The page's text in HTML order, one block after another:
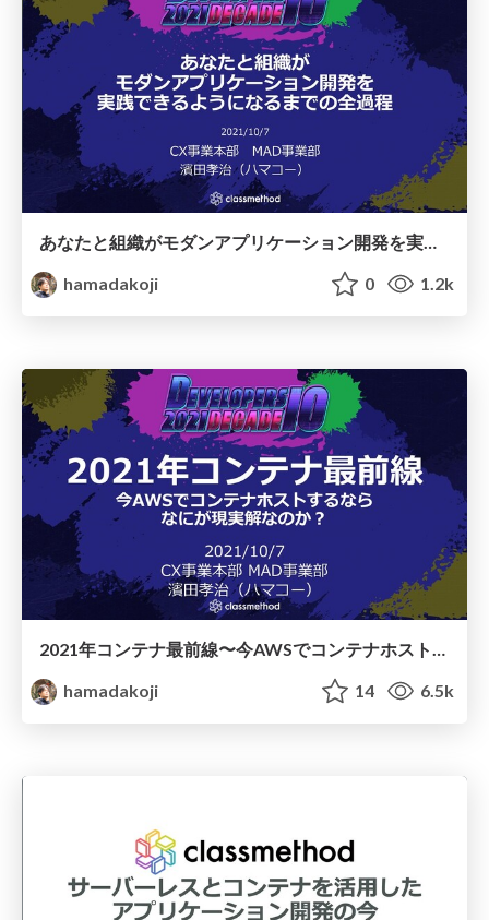
あなたと組織がモダンアプリケーション開発を実践できるようになるまでの全過程
hamadakoji
0 1.2k
hamadakoji
14 6.5k